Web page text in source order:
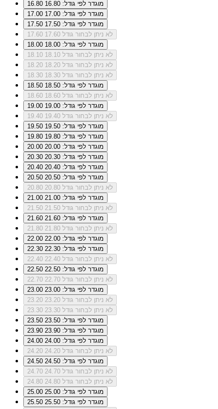
16.80
מוגדר לפי גודל: 16.80
17.00
מוגדר לפי גודל: 17.00
17.50
מוגדר לפי גודל: 17.50
17.60
לא ניתן לבחור גודל 17.60
18.00
מוגדר לפי גודל: 18.00
18.10
לא ניתן לבחור גודל 18.10
18.20
לא ניתן לבחור גודל 18.20
18.30
לא ניתן לבחור גודל 18.30
18.50
מוגדר לפי גודל: 18.50
18.60
לא ניתן לבחור גודל 18.60
19.00
מוגדר לפי גודל: 19.00
19.40
לא ניתן לבחור גודל 19.40
19.50
מוגדר לפי גודל: 19.50
19.80
מוגדר לפי גודל: 19.80
20.00
מוגדר לפי גודל: 20.00
20.30
מוגדר לפי גודל: 20.30
20.40
מוגדר לפי גודל: 20.40
20.50
מוגדר לפי גודל: 20.50
20.80
לא ניתן לבחור גודל 20.80
21.00
מוגדר לפי גודל: 21.00
21.50
לא ניתן לבחור גודל 21.50
21.60
מוגדר לפי גודל: 21.60
21.80
לא ניתן לבחור גודל 21.80
22.00
מוגדר לפי גודל: 22.00
22.30
מוגדר לפי גודל: 22.30
22.40
לא ניתן לבחור גודל 22.40
22.50
מוגדר לפי גודל: 22.50
22.70
לא ניתן לבחור גודל 22.70
23.00
מוגדר לפי גודל: 23.00
23.20
לא ניתן לבחור גודל 23.20
23.30
לא ניתן לבחור גודל 23.30
23.50
מוגדר לפי גודל: 23.50
23.90
מוגדר לפי גודל: 23.90
24.00
מוגדר לפי גודל: 24.00
24.20
לא ניתן לבחור גודל 24.20
24.50
מוגדר לפי גודל: 24.50
24.70
לא ניתן לבחור גודל 24.70
24.80
לא ניתן לבחור גודל 24.80
25.00
מוגדר לפי גודל: 25.00
25.50
מוגדר לפי גודל: 25.50